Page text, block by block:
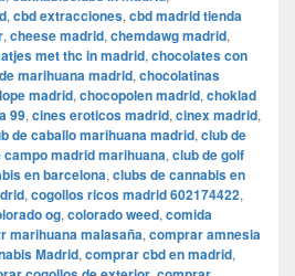
, cbd extracciones, cbd madrid tienda
, cheese madrid, chemdawg madrid,
met thc in madrid, chocolates con
marihuana madrid, chocolatinas
madrid, chocopolen madrid, choklad
99, cines eroticos madrid, cinex madrid,
de caballo marihuana madrid, club de
campo madrid marihuana, club de golf
en barcelona, clubs de cannabis en
, cogollos ricos madrid 602174422,
og, colorado weed, comida
marihuana malasaña, comprar amnesia
Madrid, comprar cbd en madrid,